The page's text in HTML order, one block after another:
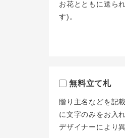
お花とともに送ら
す)。
無料立て札
贈り主名などを記
に文字のみをお入
デザイナーにより